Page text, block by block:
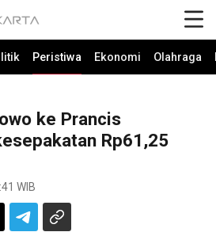
Peristiwa Ekonomi Olahraga
ke Prancis
Rp61,25
WIB